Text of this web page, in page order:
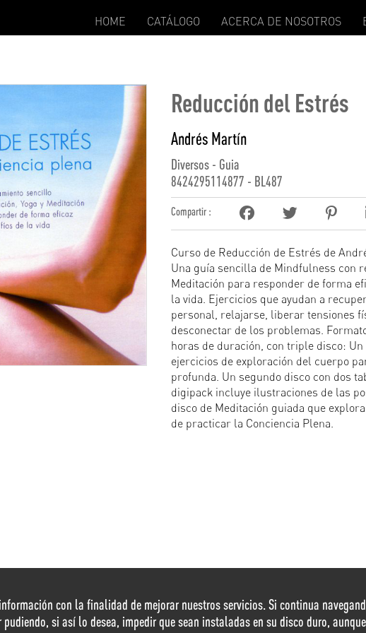
HOME CATÁLOGO ACERCA DE NOSOTROS
Reducción del Estrés
Andrés Martín
Diversos - Guia
8424295114877 - BL487
Compartir :
Curso de Reducción de Estrés de
Una guía sencilla de Mindfulness con
Meditación para responder de forma
la vida. Ejercicios que ayudan a
personal, relajarse, liberar tensiones
desconectar de los problemas.
horas de duración, con triple disco:
ejercicios de exploración del cuerpo
profunda. Un segundo disco con dos
digipack incluye ilustraciones de las
disco de Meditación guiada que
de practicar la Conciencia Plena.
con la finalidad de mejorar nuestros servicios. Si continua
si así lo desea, impedir que sean instaladas en su disco duro,